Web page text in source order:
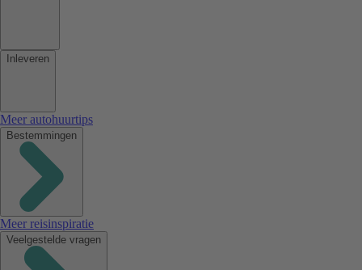
Inleveren
Meer autohuurtips
Bestemmingen
Meer reisinspiratie
Veelgestelde vragen